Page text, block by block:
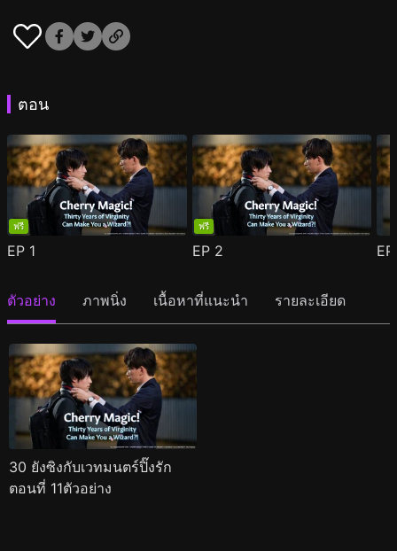
ตอน
ฟรี
EP 1
ฟรี
EP 2
ตัวอย่าง ภาพนิ่ง เนื้อหาที่แนะนำ รายละเอียด
30 ยังซิงกับเวทมนตร์ปิ๊งรัก
ตอนที่ 11ตัวอย่าง